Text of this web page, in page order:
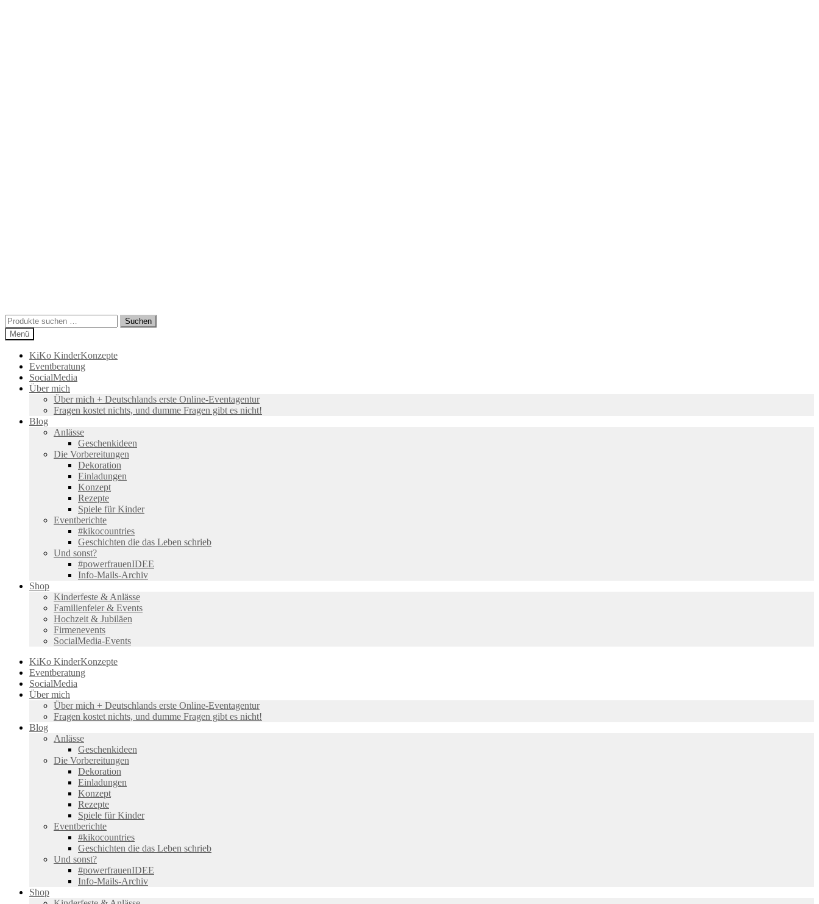
Suchen
nach:
Suchen
Menü
KiKo KinderKonzepte
Eventberatung
SocialMedia
Über mich
Über mich + Deutschlands erste Online-Eventagentur
Fragen kostet nichts, und dumme Fragen gibt es nicht!
Blog
Anlässe
Geschenkideen
Die Vorbereitungen
Dekoration
Einladungen
Konzept
Rezepte
Spiele für Kinder
Eventberichte
#kikocountries
Geschichten die das Leben schrieb
Und sonst?
#powerfrauenIDEE
Info-Mails-Archiv
Shop
Kinderfeste & Anlässe
Familienfeier & Events
Hochzeit & Jubiläen
Firmenevents
SocialMedia-Events
KiKo KinderKonzepte
Eventberatung
SocialMedia
Über mich
Über mich + Deutschlands erste Online-Eventagentur
Fragen kostet nichts, und dumme Fragen gibt es nicht!
Blog
Anlässe
Geschenkideen
Die Vorbereitungen
Dekoration
Einladungen
Konzept
Rezepte
Spiele für Kinder
Eventberichte
#kikocountries
Geschichten die das Leben schrieb
Und sonst?
#powerfrauenIDEE
Info-Mails-Archiv
Shop